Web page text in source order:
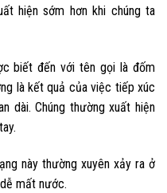
hiện sớm hơn khi chúng ta
biết đến với tên gọi là đốm
là kết quả của việc tiếp xúc
dài. Chúng thường xuất hiện
này thường xuyên xảy ra ở
mất nước.